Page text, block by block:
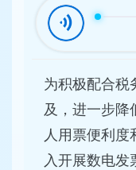
为积极配合税
及，进一步降
人用票便利度
入开展数电发